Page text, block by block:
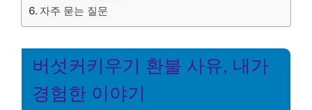
자주 묻는 질문
버섯커키우기 환불 사유, 내가
경험한 이야기